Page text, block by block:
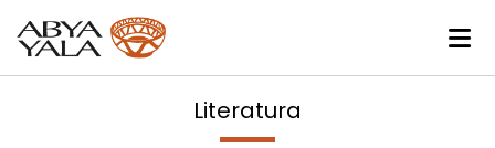
Literatura